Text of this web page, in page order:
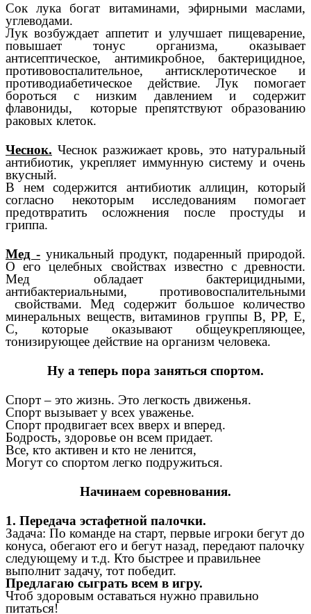
Сок лука богат витаминами, эфирными маслами,
углеводами.
Лук возбуждает аппетит и улучшает пищеварение,
повышает тонус организма, оказывает
антисептическое, антимикробное, бактерицидное,
противовоспалительное, антисклеротическое и
противодиабетическое действие. Лук помогает
бороться с низким давлением и содержит
флавониды, которые препятствуют образованию
раковых клеток.
Чеснок. Чеснок разжижает кровь, это натуральный
антибиотик, укрепляет иммунную систему и очень
вкусный.
В нем содержится антибиотик аллицин, который
согласно некоторым исследованиям помогает
предотвратить осложнения после простуды и
гриппа.
Мед - уникальный продукт, подаренный природой.
О его целебных свойствах известно с древности.
Мед обладает бактерицидными,
антибактериальными, противовоспалительными
свойствами. Мед содержит большое количество
минеральных веществ, витаминов группы В, РР, Е,
С, которые оказывают общеукрепляющее,
тонизирующее действие на организм человека.
Ну а теперь пора заняться спортом.
Спорт – это жизнь. Это легкость движенья.
Спорт вызывает у всех уваженье.
Спорт продвигает всех вверх и вперед.
Бодрость, здоровье он всем придает.
Все, кто активен и кто не ленится,
Могут со спортом легко подружиться.
Начинаем соревнования.
1. Передача эстафетной палочки.
Задача: По команде на старт, первые игроки бегут до
конуса, обегают его и бегут назад, передают палочку
следующему и т.д. Кто быстрее и правильнее
выполнит задачу, тот победит.
Предлагаю сыграть всем в игру.
Чтоб здоровым оставаться нужно правильно
питаться!